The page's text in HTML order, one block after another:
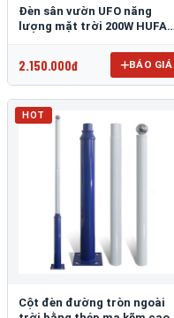
Đèn sân vườn UFO năng
lượng mặt trời 200W HUFA
2.150.000đ BÁO GIÁ
HOT
Cột đèn đường tròn ngoài